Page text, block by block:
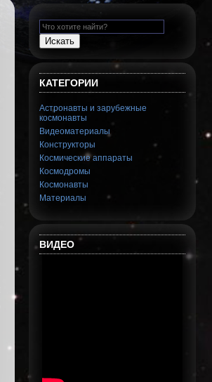
КАТЕГОРИИ
Астронавты и зарубежные
космонавты
Видеоматериалы
Конструкторы
Космические аппараты
Космодромы
Космонавты
Материалы
ВИДЕО